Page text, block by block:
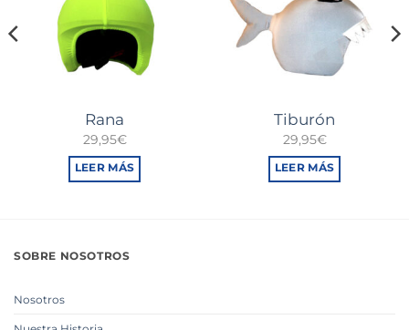
Rana
29,95€
LEER MÁS
Tiburón
29,95€
LEER MÁS
SOBRE NOSOTROS
Nosotros